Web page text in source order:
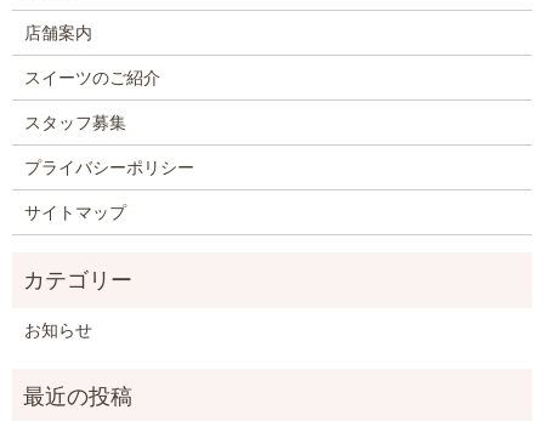
店舗案内
スイーツのご紹介
スタッフ募集
プライバシーポリシー
サイトマップ
お知らせ